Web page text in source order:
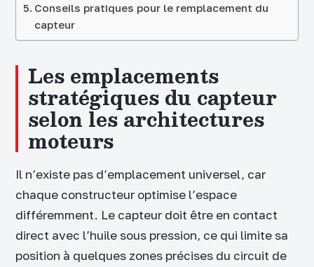
Conseils pratiques pour le remplacement du
capteur
Les emplacements
stratégiques du capteur
selon les architectures
moteurs
Il n’existe pas d’emplacement universel, car
chaque constructeur optimise l’espace
différemment. Le capteur doit être en contact
direct avec l’huile sous pression, ce qui limite sa
position à quelques zones précises du circuit de